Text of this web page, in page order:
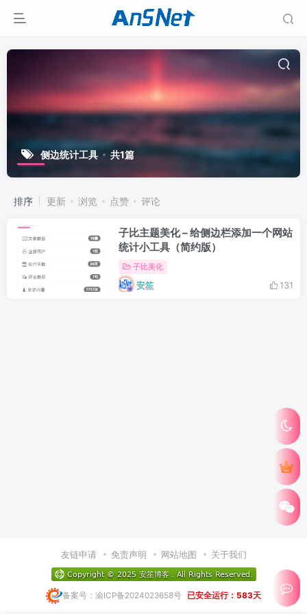
侧边统计工具 共1篇
排序 更新 浏览 点赞 评论
子比主题美化 – 给侧边栏添加一个网站
统计小工具（简约版）
子比美化
安笙 131
友链申请 免责声明 网站地图 关于我们
备案号：渝ICP备2024023658号 已安全运行：583天